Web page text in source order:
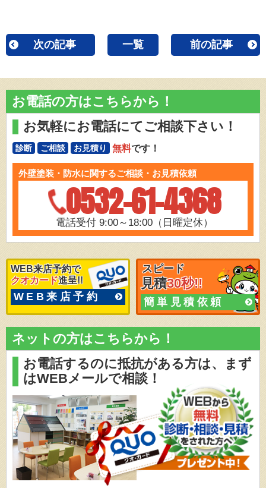
次の記事 一覧 前の記事
お電話の方はこちらから！
お気軽にお電話にてご相談下さい！
診断 ご相談 お見積り 無料です！
外壁塗装・防水に関するご相談・お見積依頼
0532-61-4368
電話受付 9:00～18:00（日曜定休）
WEB来店予約で
クオカード進呈!!
WEB来店予約
スピード
見積30秒!!
簡単見積依頼
ネットの方はこちらから！
お電話するのに抵抗がある方は、
まず
はWEBメールで相談！